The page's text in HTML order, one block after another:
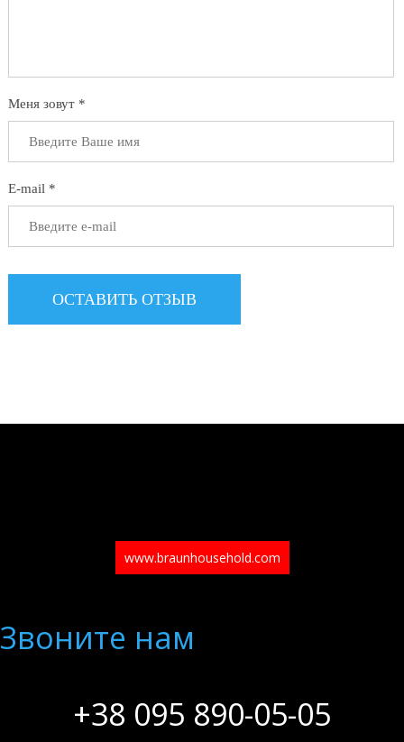
Меня зовут *
E-mail *
www.braunhousehold.com
Звоните нам
+38 095 890-05-05